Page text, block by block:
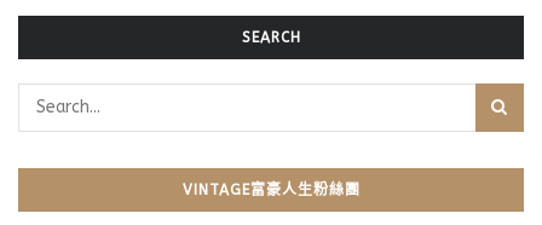
SEARCH
VINTAGE富豪人生粉絲團